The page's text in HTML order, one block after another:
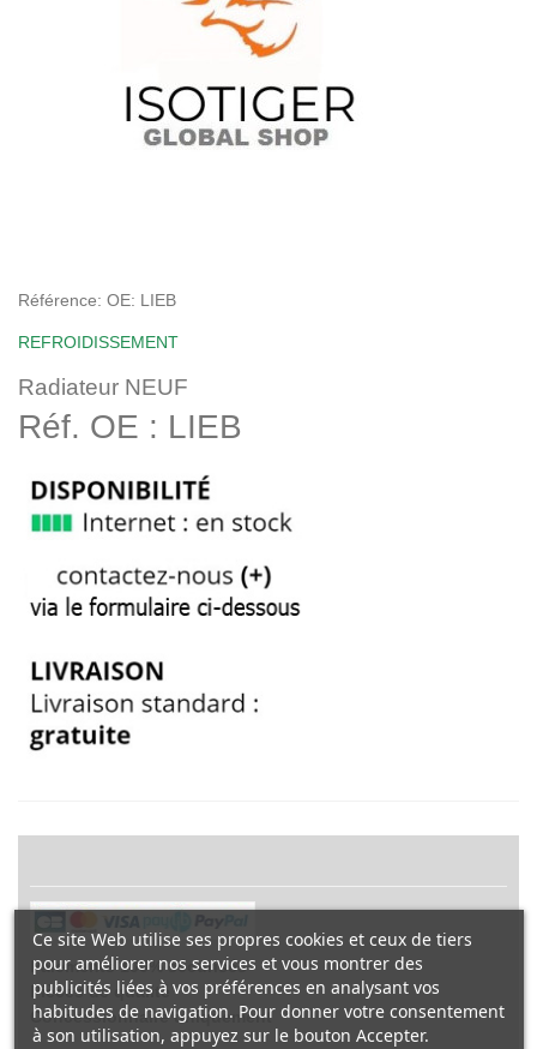
Référence: OE: LIEB
REFROIDISSEMENT
Radiateur NEUF
Réf. OE : LIEB
Paiements 100% sécurisés
Pièces de qualité
Concessionnaire uniquement
Ce site Web utilise ses propres cookies et ceux de tiers
pour améliorer nos services et vous montrer des
publicités liées à vos préférences en analysant vos
habitudes de navigation. Pour donner votre consentement
à son utilisation, appuyez sur le bouton Accepter.